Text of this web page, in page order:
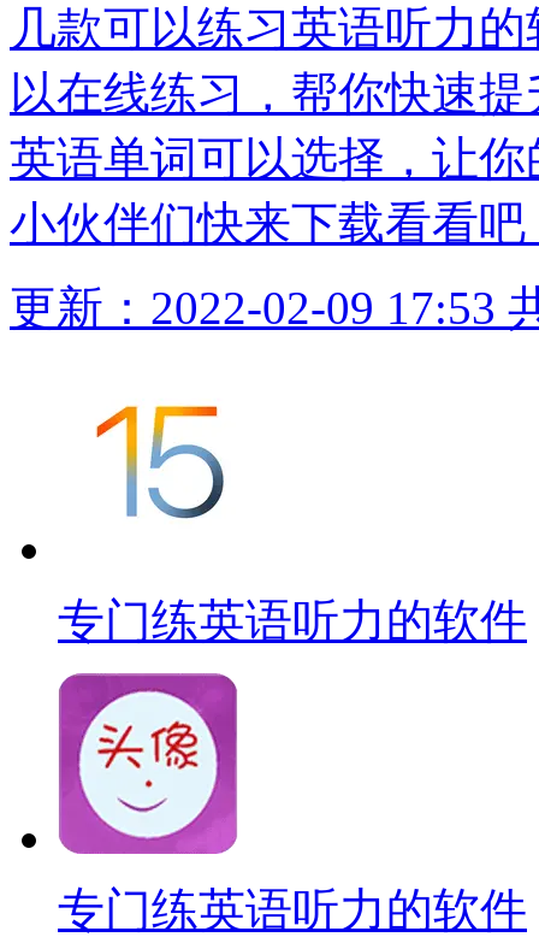
几款可以练习英语听力
以在线练习，帮你快速
英语单词可以选择，让
小伙伴们快来下载看看吧
更新：2022-02-09 17:53
专门练英语听力的软件
专门练英语听力的软件